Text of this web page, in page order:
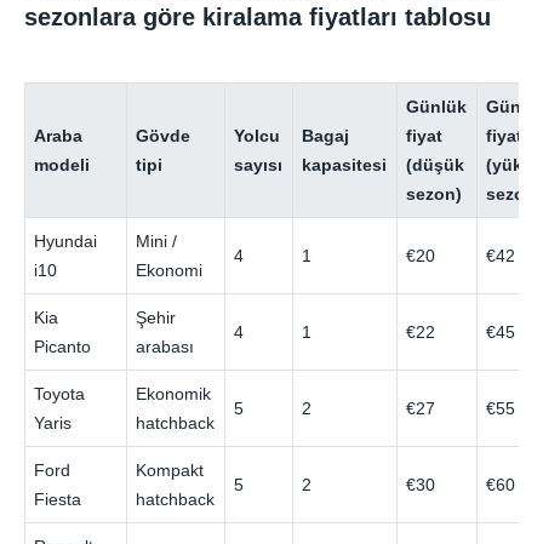
sezonlara göre kiralama fiyatları tablosu
Araba
modeli
Gövde
tipi
Yolcu
sayısı
Bagaj
kapasitesi
Günlük
fiyat
(düşük
sezon)
fiyat
sezon)
Hyundai
i10
Mini /
Ekonomi
4 1 €20 €42
Kia
Picanto
Şehir
arabası
4 1 €22 €45
Toyota
Yaris
Ekonomik
hatchback
5 2 €27 €55
Ford
Fiesta
Kompakt
hatchback
5 2 €30 €60